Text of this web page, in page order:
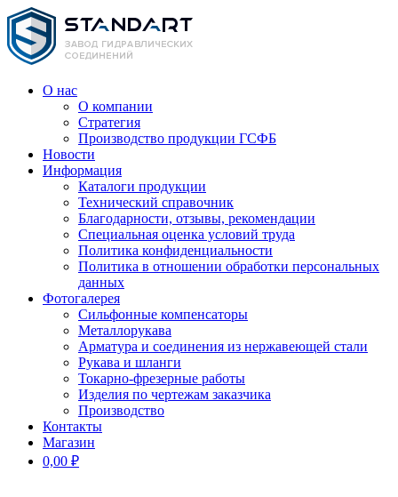
О нас
О компании
Стратегия
Производство продукции ГСФБ
Новости
Информация
Каталоги продукции
Технический справочник
Благодарности, отзывы, рекомендации
Специальная оценка условий труда
Политика конфиденциальности
Политика в отношении обработки персональных
данных
Фотогалерея
Сильфонные компенсаторы
Металлорукава
Арматура и соединения из нержавеющей стали
Рукава и шланги
Токарно-фрезерные работы
Изделия по чертежам заказчика
Производство
Контакты
Магазин
0,00 ₽